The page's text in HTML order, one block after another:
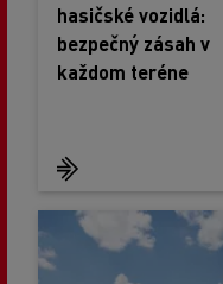
hasičské vozidlá:
bezpečný zásah v
každom teréne